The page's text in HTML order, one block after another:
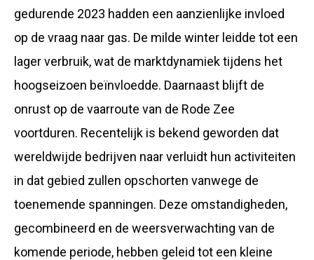
gedurende 2023 hadden een aanzienlijke invloed
op de vraag naar gas. De milde winter leidde tot een
lager verbruik, wat de marktdynamiek tijdens het
hoogseizoen beïnvloedde. Daarnaast blijft de
onrust op de vaarroute van de Rode Zee
voortduren. Recentelijk is bekend geworden dat
wereldwijde bedrijven naar verluidt hun activiteiten
in dat gebied zullen opschorten vanwege de
toenemende spanningen. Deze omstandigheden,
gecombineerd en de weersverwachting van de
komende periode, hebben geleid tot een kleine